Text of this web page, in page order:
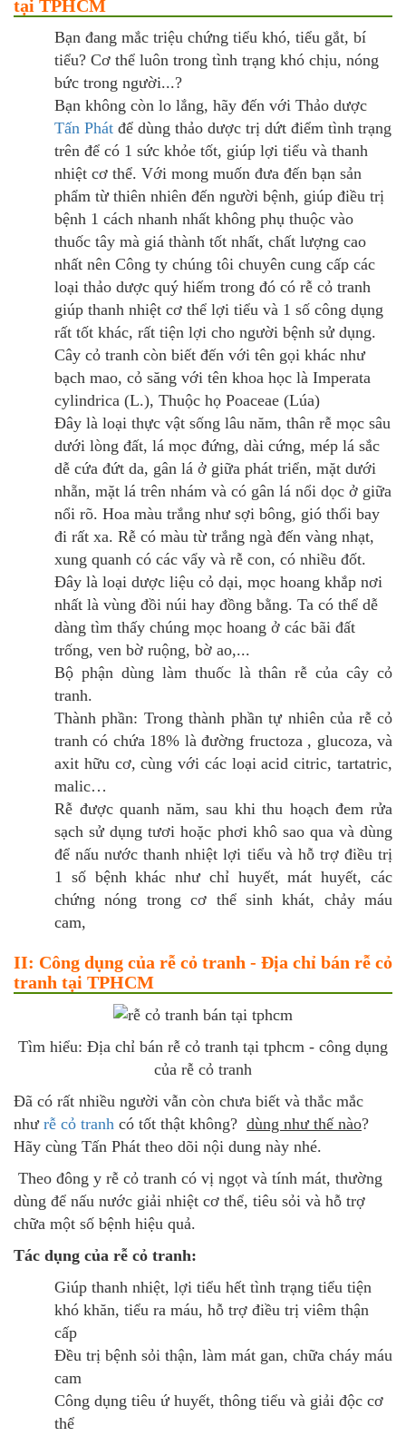
tại TPHCM
Bạn đang mắc triệu chứng tiểu khó, tiểu gắt, bí
tiểu? Cơ thể luôn trong tình trạng khó chịu, nóng
bức trong người...?
Bạn không còn lo lắng, hãy đến với Thảo dược
Tấn Phát để dùng thảo dược trị dứt điểm tình trạng
trên để có 1 sức khỏe tốt, giúp lợi tiểu và thanh
nhiệt cơ thể. Với mong muốn đưa đến bạn sản
phẩm từ thiên nhiên đến người bệnh, giúp điều trị
bệnh 1 cách nhanh nhất không phụ thuộc vào
thuốc tây mà giá thành tốt nhất, chất lượng cao
nhất nên Công ty chúng tôi chuyên cung cấp các
loại thảo dược quý hiếm trong đó có rễ cỏ tranh
giúp thanh nhiệt cơ thể lợi tiểu và 1 số công dụng
rất tốt khác, rất tiện lợi cho người bệnh sử dụng.
Cây cỏ tranh còn biết đến với tên gọi khác như
bạch mao, cỏ săng với tên khoa học là Imperata
cylindrica (L.), Thuộc họ Poaceae (Lúa)
Đây là loại thực vật sống lâu năm, thân rễ mọc sâu
dưới lòng đất, lá mọc đứng, dài cứng, mép lá sắc
dễ cứa đứt da, gân lá ở giữa phát triển, mặt dưới
nhẵn, mặt lá trên nhám và có gân lá nổi dọc ở giữa
nổi rõ. Hoa màu trắng như sợi bông, gió thổi bay
đi rất xa. Rễ có màu từ trắng ngà đến vàng nhạt,
xung quanh có các vẩy và rễ con, có nhiều đốt.
Đây là loại dược liệu cỏ dại, mọc hoang khắp nơi
nhất là vùng đồi núi hay đồng bằng. Ta có thể dễ
dàng tìm thấy chúng mọc hoang ở các bãi đất
trống, ven bờ ruộng, bờ ao,...
Bộ phận dùng làm thuốc là thân rễ của cây cỏ
tranh.
Thành phần: Trong thành phần tự nhiên của rễ cỏ
tranh có chứa 18% là đường fructoza , glucoza, và
axit hữu cơ, cùng với các loại acid citric, tartatric,
malic…
Rễ được quanh năm, sau khi thu hoạch đem rửa
sạch sử dụng tươi hoặc phơi khô sao qua và dùng
để nấu nước thanh nhiệt lợi tiểu và hỗ trợ điều trị
1 số bệnh khác như chỉ huyết, mát huyết, các
chứng nóng trong cơ thể sinh khát, chảy máu
cam,
II: Công dụng của rễ cỏ tranh - Địa chỉ bán rễ cỏ
tranh tại TPHCM
Tìm hiểu: Địa chỉ bán rễ cỏ tranh tại tphcm - công dụng
của rễ cỏ tranh
Đã có rất nhiều người vẫn còn chưa biết và thắc mắc
như rễ cỏ tranh có tốt thật không? dùng như thế nào?
Hãy cùng Tấn Phát theo dõi nội dung này nhé.
Theo đông y rễ cỏ tranh có vị ngọt và tính mát, thường
dùng để nấu nước giải nhiệt cơ thể, tiêu sỏi và hỗ trợ
chữa một số bệnh hiệu quả.
Tác dụng của rễ cỏ tranh:
Giúp thanh nhiệt, lợi tiểu hết tình trạng tiểu tiện
khó khăn, tiểu ra máu, hỗ trợ điều trị viêm thận
cấp
Đều trị bệnh sỏi thận, làm mát gan, chữa cháy máu
cam
Công dụng tiêu ứ huyết, thông tiểu và giải độc cơ
thể